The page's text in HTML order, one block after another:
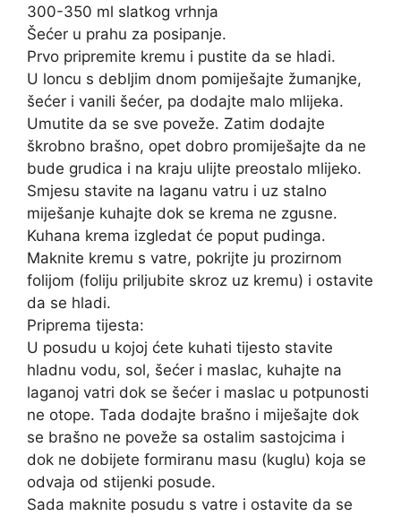
300-350 ml slatkog vrhnja
Šećer u prahu za posipanje.
Prvo pripremite kremu i pustite da se hladi.
U loncu s debljim dnom pomiješajte žumanjke,
šećer i vanili šećer, pa dodajte malo mlijeka.
Umutite da se sve poveže. Zatim dodajte
škrobno brašno, opet dobro promiješajte da ne
bude grudica i na kraju ulijte preostalo mlijeko.
Smjesu stavite na laganu vatru i uz stalno
miješanje kuhajte dok se krema ne zgusne.
Kuhana krema izgledat će poput pudinga.
Maknite kremu s vatre, pokrijte ju prozirnom
folijom (foliju priljubite skroz uz kremu) i ostavite
da se hladi.
Priprema tijesta:
U posudu u kojoj ćete kuhati tijesto stavite
hladnu vodu, sol, šećer i maslac, kuhajte na
laganoj vatri dok se šećer i maslac u potpunosti
ne otope. Tada dodajte brašno i miješajte dok
se brašno ne poveže sa ostalim sastojcima i
dok ne dobijete formiranu masu (kuglu) koja se
odvaja od stijenki posude.
Sada maknite posudu s vatre i ostavite da se